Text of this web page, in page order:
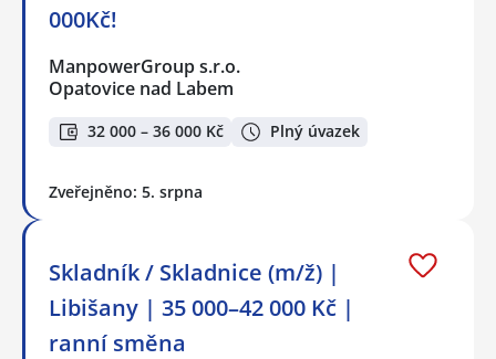
000Kč!
ManpowerGroup s.r.o.
Opatovice nad Labem
32 000 – 36 000 Kč Plný úvazek
Zveřejněno: 5. srpna
Skladník / Skladnice (m/ž) |
Libišany | 35 000–42 000 Kč |
ranní směna